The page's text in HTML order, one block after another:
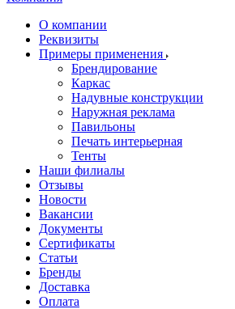
О компании
Реквизиты
Примеры применения
Брендирование
Каркас
Надувные конструкции
Наружная реклама
Павильоны
Печать интерьерная
Тенты
Наши филиалы
Отзывы
Новости
Вакансии
Документы
Cертификаты
Статьи
Бренды
Доставка
Оплата